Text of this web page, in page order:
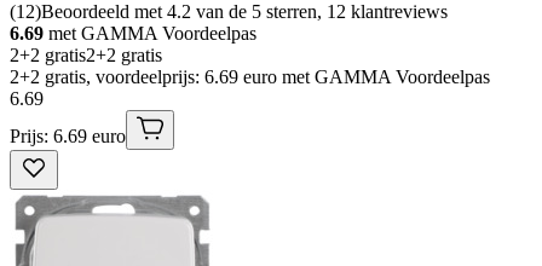
(12)Beoordeeld met 4.2 van de 5 sterren, 12 klantreviews
6.69 met GAMMA Voordeelpas
2+2 gratis2+2 gratis
2+2 gratis, voordeelprijs: 6.69 euro met GAMMA Voordeelpas
6.69
Prijs: 6.69 euro